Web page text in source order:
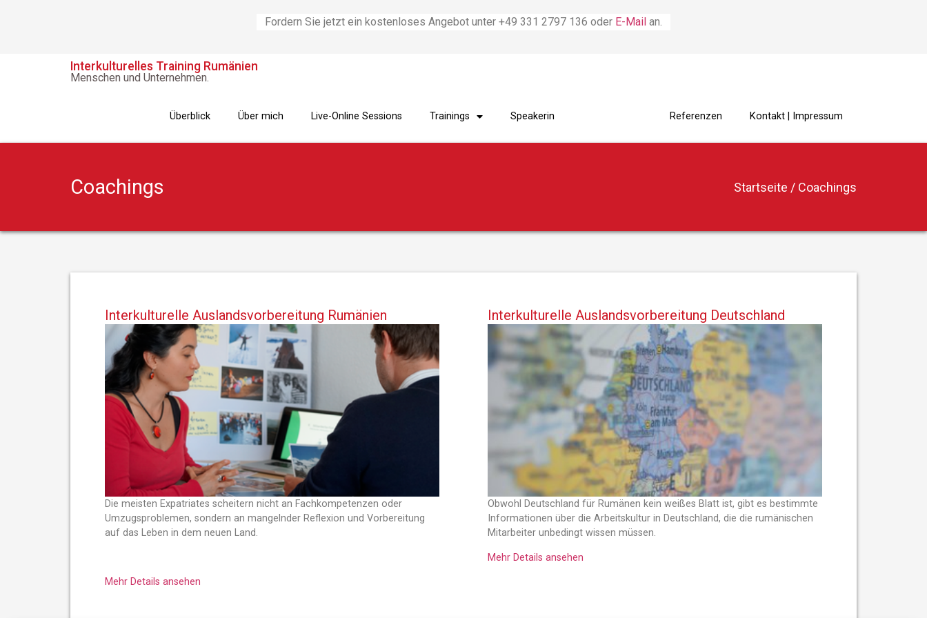
Fordern Sie jetzt ein kostenloses Angebot unter +49 331 2797 136 oder E-Mail an.
Interkulturelles Training Rumänien
Menschen und Unternehmen.
Überblick Über mich Live-Online Sessions Trainings Speakerin Referenzen Kontakt | Impressum
Coachings Startseite / Coachings
Interkulturelle Auslandsvorbereitung Rumänien
Die meisten Expatriates scheitern nicht an Fachkompetenzen oder
Umzugsproblemen, sondern an mangelnder Reflexion und Vorbereitung
auf das Leben in dem neuen Land.
Mehr Details ansehen
Interkulturelle Auslandsvorbereitung Deutschland
Obwohl Deutschland für Rumänen kein weißes Blatt ist, gibt es bestimmte
Informationen über die Arbeitskultur in Deutschland, die die rumänischen
Mitarbeiter unbedingt wissen müssen.
Mehr Details ansehen